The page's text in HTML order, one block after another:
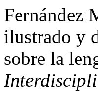
Fernández
ilustrado y
sobre la